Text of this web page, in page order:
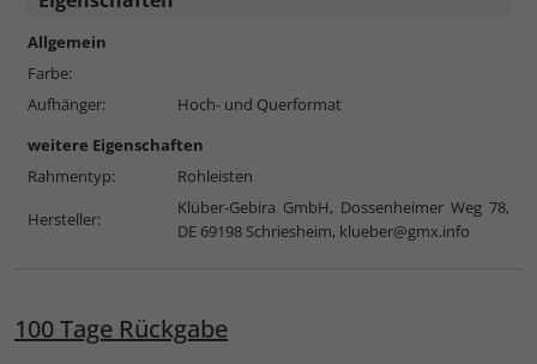
Allgemein
Farbe:
Aufhänger:
Hoch- und Querformat
weitere Eigenschaften
Rahmentyp:
Rohleisten
Hersteller:
Klüber-Gebira GmbH, Dossenheimer Weg 78,
DE 69198 Schriesheim, klueber@gmx.info
100 Tage Rückgabe